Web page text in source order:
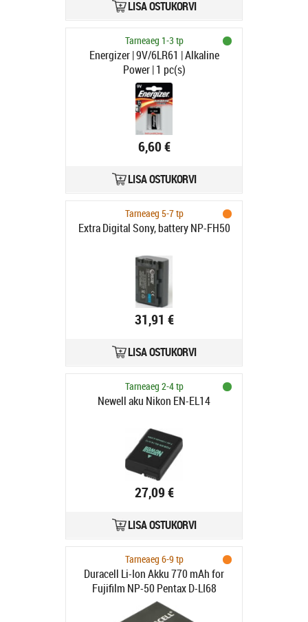
LISA OSTUKORVI
Tarneaeg 1-3 tp
Energizer | 9V/6LR61 | Alkaline
Power | 1 pc(s)
6,60 €
LISA OSTUKORVI
Tarneaeg 5-7 tp
Extra Digital Sony, battery NP-FH50
31,91 €
LISA OSTUKORVI
Tarneaeg 2-4 tp
Newell aku Nikon EN-EL14
27,09 €
LISA OSTUKORVI
Tarneaeg 6-9 tp
Duracell Li-Ion Akku 770 mAh for
Fujifilm NP-50 Pentax D-LI68